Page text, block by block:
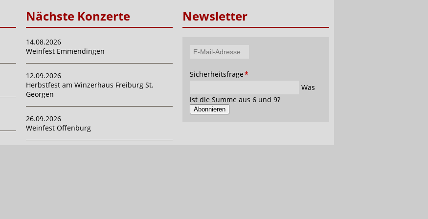
Nächste Konzerte
14.08.2026
Weinfest Emmendingen
12.09.2026
Herbstfest am Winzerhaus Freiburg St.
Georgen
26.09.2026
Weinfest Offenburg
Newsletter
Adresse
Pflichtfeld
Sicherheitsfrage*
Was
ist die Summe aus 6 und 9?
Abonnieren